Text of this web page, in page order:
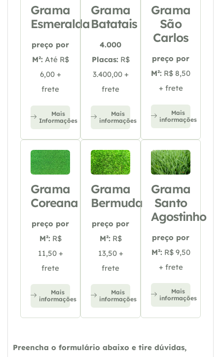
Grama
Esmeralda
preço por
M²: Até R$
6,00 +
frete
Mais
Informações
Grama
Batatais
4.000
Placas: R$
3.400,00 +
frete
Mais
informações
Grama
São
Carlos
preço por
M²: R$ 8,50
+ frete
Mais
informações
Grama
Coreana
preço por
M²: R$
11,50 +
frete
Mais
informações
Grama
Bermuda
preço por
M²: R$
13,50 +
frete
Mais
informações
Grama
Santo
Agostinho
preço por
M²: R$ 9,50
+ frete
Mais
informações
Preencha o formulário abaixo e tire dúvidas,